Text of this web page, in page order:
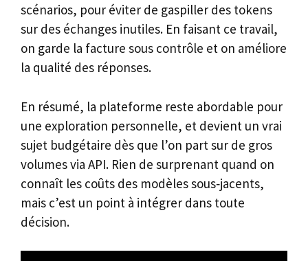
scénarios, pour éviter de gaspiller des tokens
sur des échanges inutiles. En faisant ce travail,
on garde la facture sous contrôle et on améliore
la qualité des réponses.
En résumé, la plateforme reste abordable pour
une exploration personnelle, et devient un vrai
sujet budgétaire dès que l’on part sur de gros
volumes via API. Rien de surprenant quand on
connaît les coûts des modèles sous‑jacents,
mais c’est un point à intégrer dans toute
décision.